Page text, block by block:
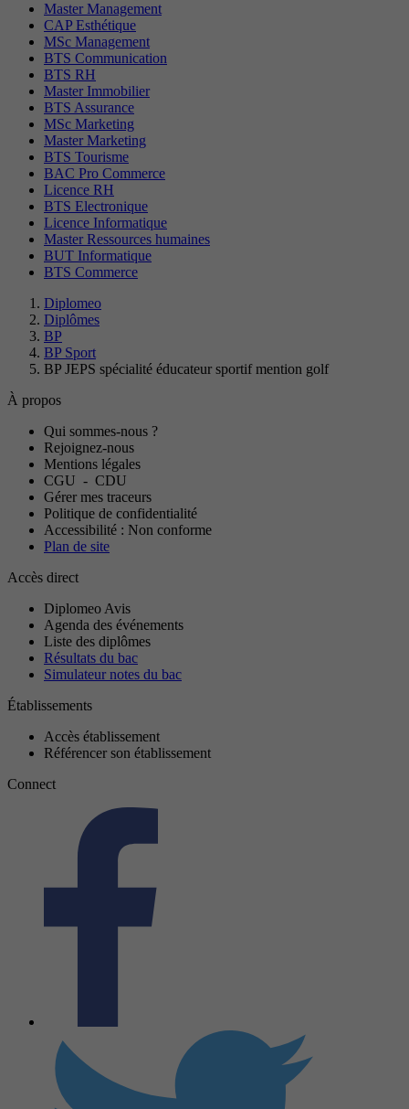
Master Management
CAP Esthétique
MSc Management
BTS Communication
BTS RH
Master Immobilier
BTS Assurance
MSc Marketing
Master Marketing
BTS Tourisme
BAC Pro Commerce
Licence RH
BTS Electronique
Licence Informatique
Master Ressources humaines
BUT Informatique
BTS Commerce
Diplomeo
Diplômes
BP
BP Sport
BP JEPS spécialité éducateur sportif mention golf
À propos
Qui sommes-nous ?
Rejoignez-nous
Mentions légales
CGU - CDU
Gérer mes traceurs
Politique de confidentialité
Accessibilité : Non conforme
Plan de site
Accès direct
Diplomeo Avis
Agenda des événements
Liste des diplômes
Résultats du bac
Simulateur notes du bac
Établissements
Accès établissement
Référencer son établissement
Connect